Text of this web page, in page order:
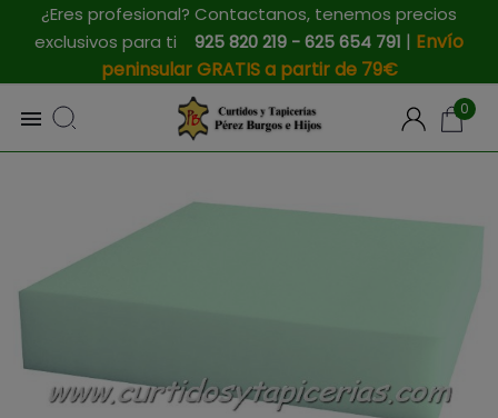
¿Eres profesional? Contactanos, tenemos precios
exclusivos para ti 925 820 219 - 625 654 791 | Envío
peninsular GRATIS a partir de 79€
 0